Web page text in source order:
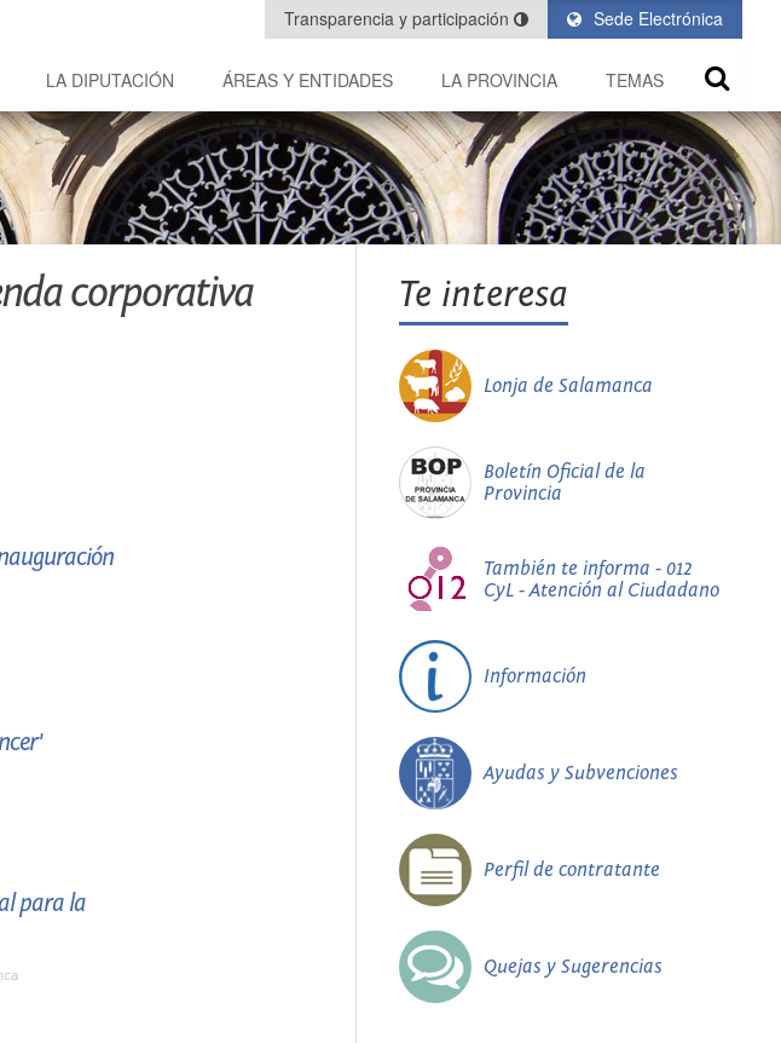
Sede Electrónica
Transparencia y participación
LA DIPUTACIÓN ÁREAS Y ENTIDADES LA PROVINCIA TEMAS
corporativa
para la
Te interesa
Lonja de Salamanca
Boletín Oficial de la
Provincia
También te informa - 012
CyL - Atención al Ciudadano
Información
Ayudas y Subvenciones
Perfil de contratante
Quejas y Sugerencias